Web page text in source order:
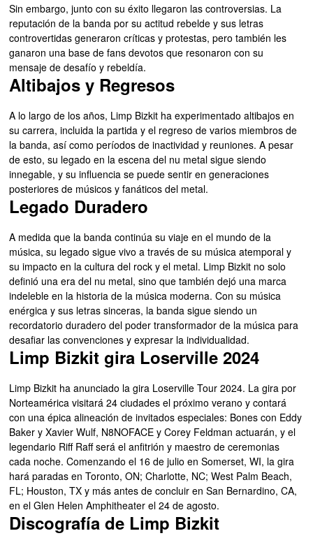
Sin embargo, junto con su éxito llegaron las controversias. La
reputación de la banda por su actitud rebelde y sus letras
controvertidas generaron críticas y protestas, pero también les
ganaron una base de fans devotos que resonaron con su
mensaje de desafío y rebeldía.
Altibajos y Regresos
A lo largo de los años, Limp Bizkit ha experimentado altibajos en
su carrera, incluida la partida y el regreso de varios miembros de
la banda, así como períodos de inactividad y reuniones. A pesar
de esto, su legado en la escena del nu metal sigue siendo
innegable, y su influencia se puede sentir en generaciones
posteriores de músicos y fanáticos del metal.
Legado Duradero
A medida que la banda continúa su viaje en el mundo de la
música, su legado sigue vivo a través de su música atemporal y
su impacto en la cultura del rock y el metal. Limp Bizkit no solo
definió una era del nu metal, sino que también dejó una marca
indeleble en la historia de la música moderna. Con su música
enérgica y sus letras sinceras, la banda sigue siendo un
recordatorio duradero del poder transformador de la música para
desafiar las convenciones y expresar la individualidad.
Limp Bizkit gira Loserville 2024
Limp Bizkit ha anunciado la gira Loserville Tour 2024. La gira por
Norteamérica visitará 24 ciudades el próximo verano y contará
con una épica alineación de invitados especiales: Bones con Eddy
Baker y Xavier Wulf, N8NOFACE y Corey Feldman actuarán, y el
legendario Riff Raff será el anfitrión y maestro de ceremonias
cada noche. Comenzando el 16 de julio en Somerset, WI, la gira
hará paradas en Toronto, ON; Charlotte, NC; West Palm Beach,
FL; Houston, TX y más antes de concluir en San Bernardino, CA,
en el Glen Helen Amphitheater el 24 de agosto.
Discografía de Limp Bizkit